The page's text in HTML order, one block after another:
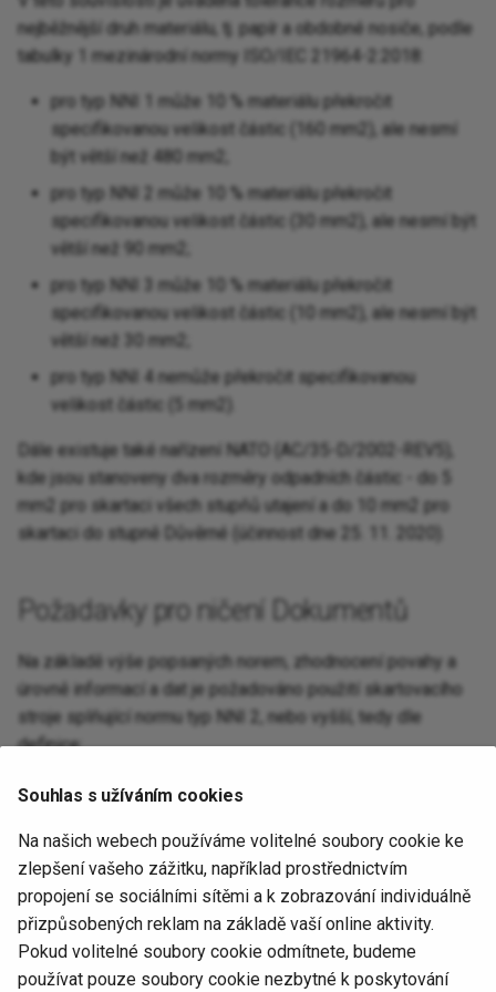
nejběžnější druh materiálu, tj. papír a obdobné nosiče, podle
tabulky 1 mezinárodní normy ISO/IEC 21964-2:2018:
pro typ NNI 1 může 10 % materiálu překročit
specifikovanou velikost částic (160 mm2), ale nesmí
být větší než 480 mm2;
pro typ NNI 2 může 10 % materiálu překročit
specifikovanou velikost částic (30 mm2), ale nesmí být
větší než 90 mm2;
pro typ NNI 3 může 10 % materiálu překročit
specifikovanou velikost částic (10 mm2), ale nesmí být
větší než 30 mm2;
pro typ NNI 4 nemůže překročit specifikovanou
velikost částic (5 mm2).
Dále existuje také nařízení NATO (AC/35-D/2002-REV5),
kde jsou stanoveny dva rozměry odpadních částic - do 5
mm2 pro skartaci všech stupňů utajení a do 10 mm2 pro
skartaci do stupně Důvěrné (účinnost dne 25. 11. 2020).
Požadavky pro ničení Dokumentů
Na základě výše popsaných norem, zhodnocení povahy a
úrovně informací a dat je požadováno použití skartovacího
stroje splňující normu typ NNI 2, nebo vyšší, tedy dle
definice:
pro typ NNI 2 může 10 % materiálu překročit
větší než 90 mm2;
Odkazy
Informace ke skartovacím strojůmna Národní
Souhlas s užíváním cookies
Na našich webech používáme volitelné soubory cookie ke
zlepšení vašeho zážitku, například prostřednictvím
propojení se sociálními sítěmi a k zobrazování individuálně
přizpůsobených reklam na základě vaší online aktivity.
Pokud volitelné soubory cookie odmítnete, budeme
používat pouze soubory cookie nezbytné k poskytování